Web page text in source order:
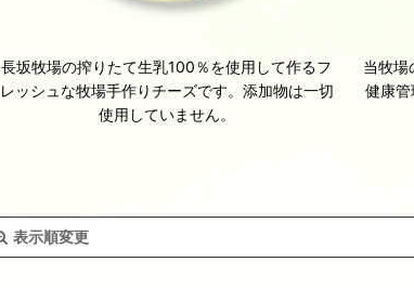
長坂牧場の搾りたて生乳100％を使用して作るフ
レッシュな牧場手作りチーズです。添加物は一切
使用していません。
当牧場
健康
表示順変更